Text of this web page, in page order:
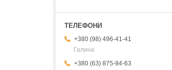
+380 (98) 496-41-41
Галина
+380 (63) 875-84-63